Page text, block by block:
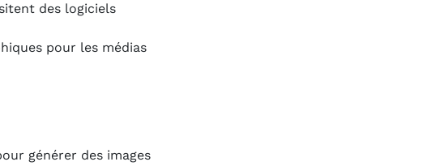
des logiciels
pour les médias
générer des images